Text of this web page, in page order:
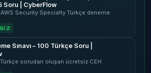
Soru | CyberFlow
Security Specialty Türkçe deneme
Sınavı – 100 Türkçe Soru |
sorudan oluşan ücretsiz CEH